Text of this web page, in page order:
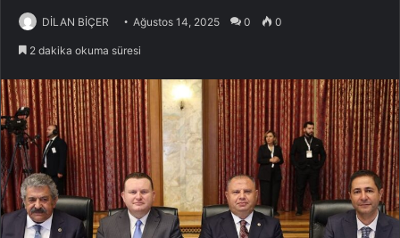
DİLAN BİÇER Ağustos 14, 2025 0 0
2 dakika okuma süresi